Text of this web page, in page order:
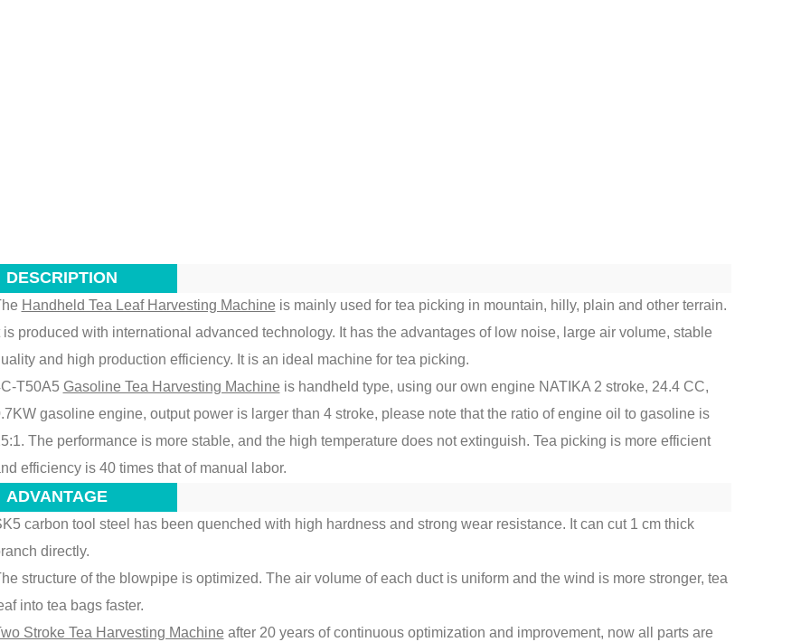
DESCRIPTION
Handheld Tea Leaf Harvesting Machine is mainly used for tea picking in mountain, hilly, plain and other terrain.
is produced with international advanced technology. It has the advantages of low noise, large air volume, stable
and high production efficiency. It is an ideal machine for tea picking.
T50A5 Gasoline Tea Harvesting Machine is handheld type, using our own engine NATIKA 2 stroke, 24.4 CC,
gasoline engine, output power is larger than 4 stroke, please note that the ratio of engine oil to gasoline is
The performance is more stable, and the high temperature does not extinguish. Tea picking is more efficient
efficiency is 40 times that of manual labor.
ADVANTAGE
carbon tool steel has been quenched with high hardness and strong wear resistance. It can cut 1 cm thick
directly.
structure of the blowpipe is optimized. The air volume of each duct is uniform and the wind is more stronger, tea
into tea bags faster.
Stroke Tea Harvesting Machine after 20 years of continuous optimization and improvement, now all parts are